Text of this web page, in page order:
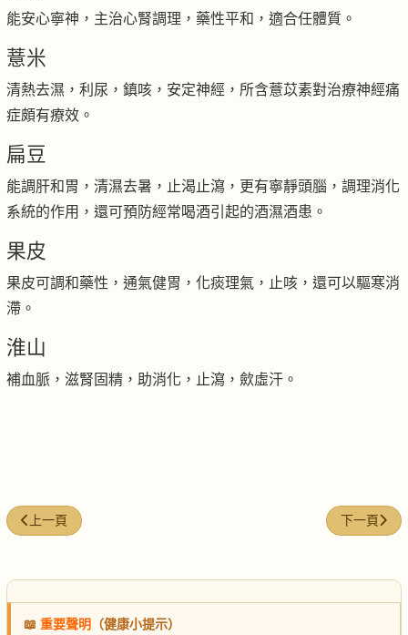
能安心寧神，主治心腎調理，藥性平和，適合任體質。
薏米
清熱去濕，利尿，鎮咳，安定神經，所含薏苡素對治療神經痛
症頗有療效。
扁豆
能調肝和胃，清濕去暑，止渴止瀉，更有寧靜頭腦，調理消化
系統的作用，還可預防經常喝酒引起的酒濕酒患。
果皮
果皮可調和藥性，通氣健胃，化痰理氣，止咳，還可以驅寒消
滯。
淮山
補血脈，滋腎固精，助消化，止瀉，歛虛汗。
上一篇文章: 蒜香田雞湯
上一頁 下一篇文章
下一頁
📖 重要聲明 （健康小提示）